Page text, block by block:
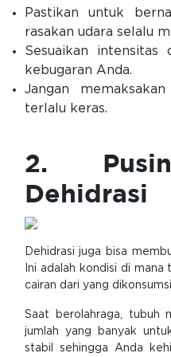
Pastikan untuk
rasakan udara selalu
Sesuaikan intensitas
kebugaran Anda.
Jangan
terlalu keras.
2.
Dehidrasi
Dehidrasi juga bisa
Ini adalah kondisi di mana
cairan dari yang
Saat berolahraga, tubuh
jumlah yang banyak
stabil sehingga Anda